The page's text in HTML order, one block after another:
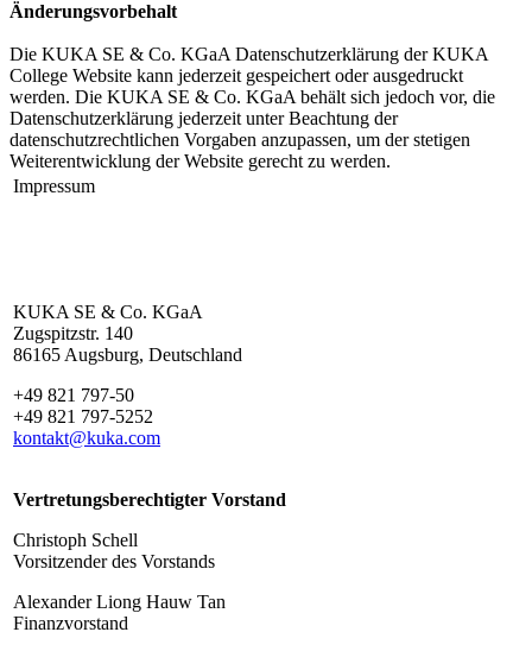
Änderungsvorbehalt
Die KUKA SE & Co. KGaA Datenschutzerklärung der KUKA
College Website kann jederzeit gespeichert oder ausgedruckt
werden. Die KUKA SE & Co. KGaA behält sich jedoch vor, die
Datenschutzerklärung jederzeit unter Beachtung der
datenschutzrechtlichen Vorgaben anzupassen, um der stetigen
Weiterentwicklung der Website gerecht zu werden.
Impressum
KUKA SE & Co. KGaA
Zugspitzstr. 140
86165 Augsburg, Deutschland
+49 821 797-50
+49 821 797-5252
kontakt@kuka.com
Vertretungsberechtigter Vorstand
Christoph Schell
Vorsitzender des Vorstands
Alexander Liong Hauw Tan
Finanzvorstand